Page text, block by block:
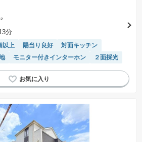
分
以上 陽当り良好
対面キッチン
モニター付きインターホン
２面採光